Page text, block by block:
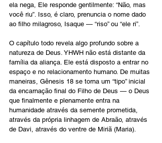
ela nega, Ele responde gentilmente: “Não, mas
você riu”. Isso, é claro, prenuncia o nome dado
ao filho milagroso, Isaque — “riso” ou “ele ri”.
O capítulo todo revela algo profundo sobre a
natureza de Deus. YHWH não está distante da
família da aliança. Ele está disposto a entrar no
espaço e no relacionamento humano. De muitas
maneiras, Gênesis 18 se torna um “tipo” inicial
da encarnação final do Filho de Deus — o Deus
que finalmente e plenamente entra na
humanidade através da semente prometida,
através da própria linhagem de Abraão, através
de Davi, através do ventre de Miriã (Maria).